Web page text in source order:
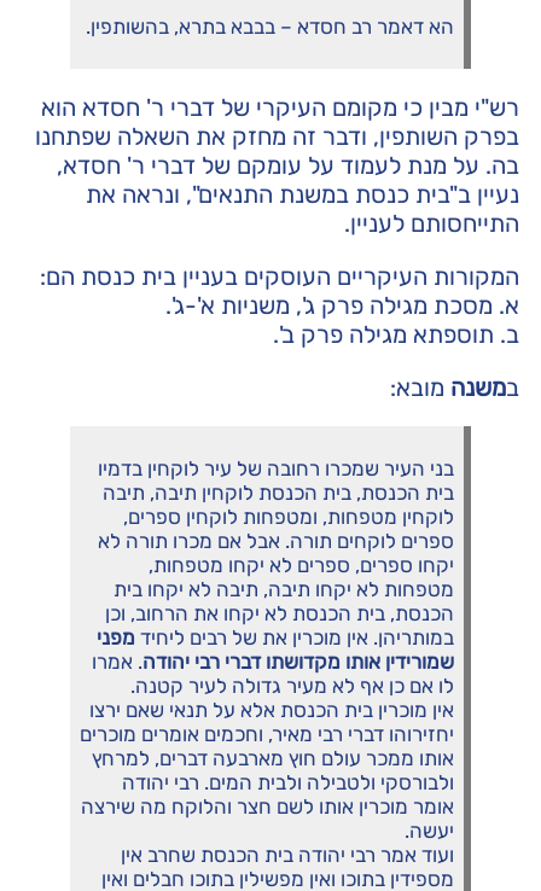
הא דאמר רב חסדא – בבבא בתרא, בהשותפין.
רש"י מבין כי מקומם העיקרי של דברי ר' חסדא הוא
בפרק השותפין, ודבר זה מחזק את השאלה שפתחנו
בה. על מנת לעמוד על עומקם של דברי ר' חסדא,
נעיין ב"בית כנסת במשנת התנאים", ונראה את
התייחסותם לעניין.
המקורות העיקריים העוסקים בעניין בית כנסת הם:
א. מסכת מגילה פרק ג', משניות א'-ג'.
ב. תוספתא מגילה פרק ב'.
במשנה מובא:
בני העיר שמכרו רחובה של עיר לוקחין בדמיו
בית הכנסת, בית הכנסת לוקחין תיבה, תיבה
לוקחין מטפחות, ומטפחות לוקחין ספרים,
ספרים לוקחים תורה. אבל אם מכרו תורה לא
יקחו ספרים, ספרים לא יקחו מטפחות,
מטפחות לא יקחו תיבה, תיבה לא יקחו בית
הכנסת, בית הכנסת לא יקחו את הרחוב, וכן
במותריהן. אין מוכרין את של רבים ליחיד מפני
שמורידין אותו מקדושתו דברי רבי יהודה. אמרו
לו אם כן אף לא מעיר גדולה לעיר קטנה.
אין מוכרין בית הכנסת אלא על תנאי שאם ירצו
יחזירוהו דברי רבי מאיר, וחכמים אומרים מוכרים
אותו ממכר עולם חוץ מארבעה דברים, למרחץ
ולבורסקי ולטבילה ולבית המים. רבי יהודה
אומר מוכרין אותו לשם חצר והלוקח מה שירצה
יעשה.
ועוד אמר רבי יהודה בית הכנסת שחרב אין
מספידין בתוכו ואין מפשילין בתוכו חבלים ואין